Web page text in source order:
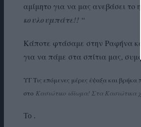
αμίμητο για να μας ανεβάσει το
κουλουμπάτε!! “
Κάποτε φτάσαμε στην Ραφήνα
για να πάμε στα σπίτια μας,
ΥΓ Τις επόμενες μέρες έψαξα και βρήκα
στο Κασιώτικο ιδίωμα! Στα Κασιώτικα
Το .